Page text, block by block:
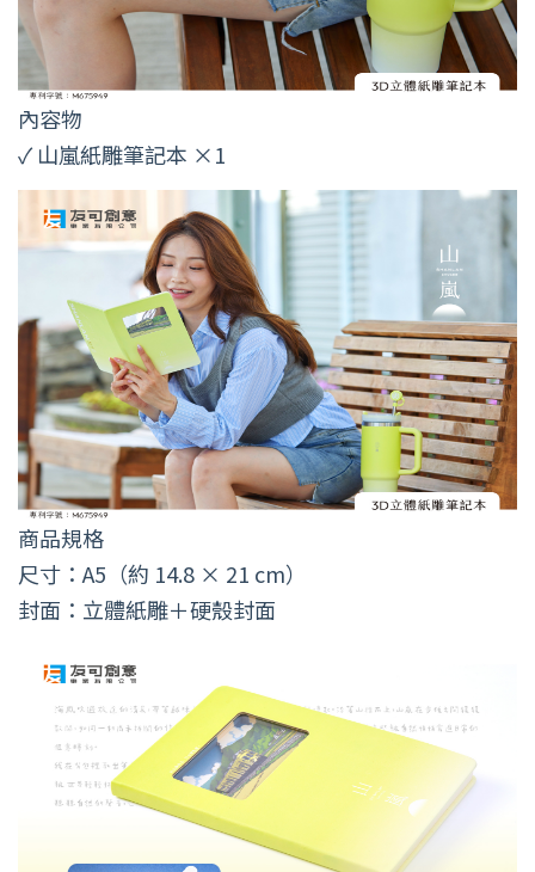
內容物
✓ 山嵐紙雕筆記本 ×1
商品規格
尺寸：A5（約 14.8 × 21 cm）
封面：立體紙雕＋硬殼封面